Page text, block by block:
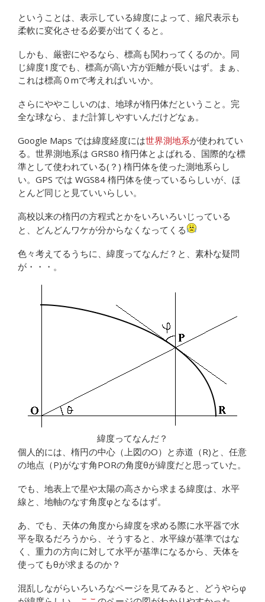
ということは、表示している緯度によって、縮尺表示も
柔軟に変化させる必要が出てくると。
しかも、厳密にやるなら、標高も関わってくるのか。同
じ緯度1度でも、標高が高い方が距離が長いはず。まぁ、
これは標高０mで考えればいいか。
さらにややこしいのは、地球が楕円体だということ。完
全な球なら、まだ計算しやすいんだけどなぁ。
Google Maps では緯度経度には世界測地系が使われてい
る。世界測地系は GRS80 楕円体とよばれる、国際的な標
準として使われている(？) 楕円体を使った測地系らし
い。GPS では WGS84 楕円体を使っているらしいが、ほ
とんど同じと見ていいらしい。
高校以来の楕円の方程式とかをいろいろいじっている
と、どんどんワケが分からなくなってくる
色々考えてるうちに、緯度ってなんだ？と、素朴な疑問
が・・・。
緯度ってなんだ？
個人的には、楕円の中心（上図のO）と赤道（R)と、任意
の地点（P)がなす角PORの角度θが緯度だと思っていた。
でも、地表上で星や太陽の高さから求まる緯度は、水平
線と、地軸のなす角度φとなるはず。
あ、でも、天体の角度から緯度を求める際に水平器で水
平を取るだろうから、そうすると、水平線が基準ではな
く、重力の方向に対して水平が基準になるから、天体を
使ってもθが求まるのか？
混乱しながらいろいろなページを見てみると、どうやらφ